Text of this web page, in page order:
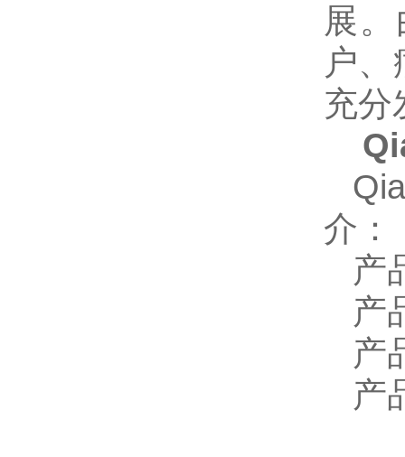
展
户
充分
介：
产
产
产
产